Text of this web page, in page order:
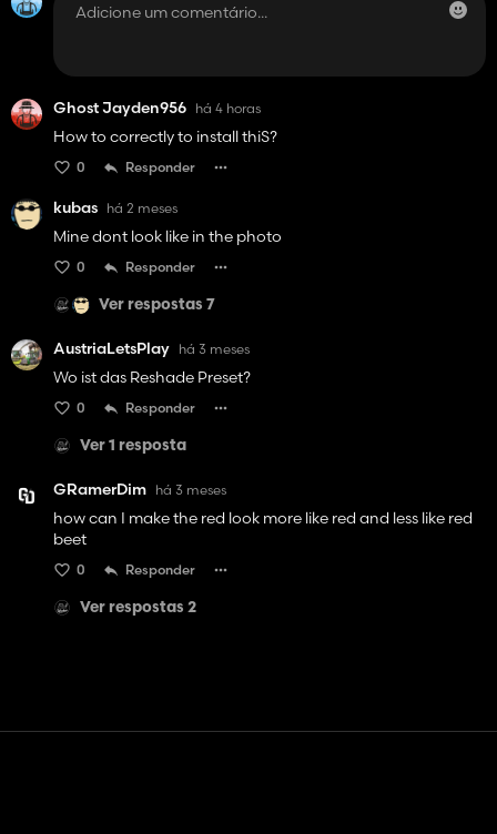
Ghost Jayden956 há 4 horas
How to correctly to install thiS?
0 Responder
kubas há 2 meses
Mine dont look like in the photo
0 Responder
Ver respostas 7
AustriaLetsPlay há 3 meses
Wo ist das Reshade Preset?
0 Responder
Ver 1 resposta
GRamerDim há 3 meses
how can I make the red look more like red and less like red
beet
0 Responder
Ver respostas 2